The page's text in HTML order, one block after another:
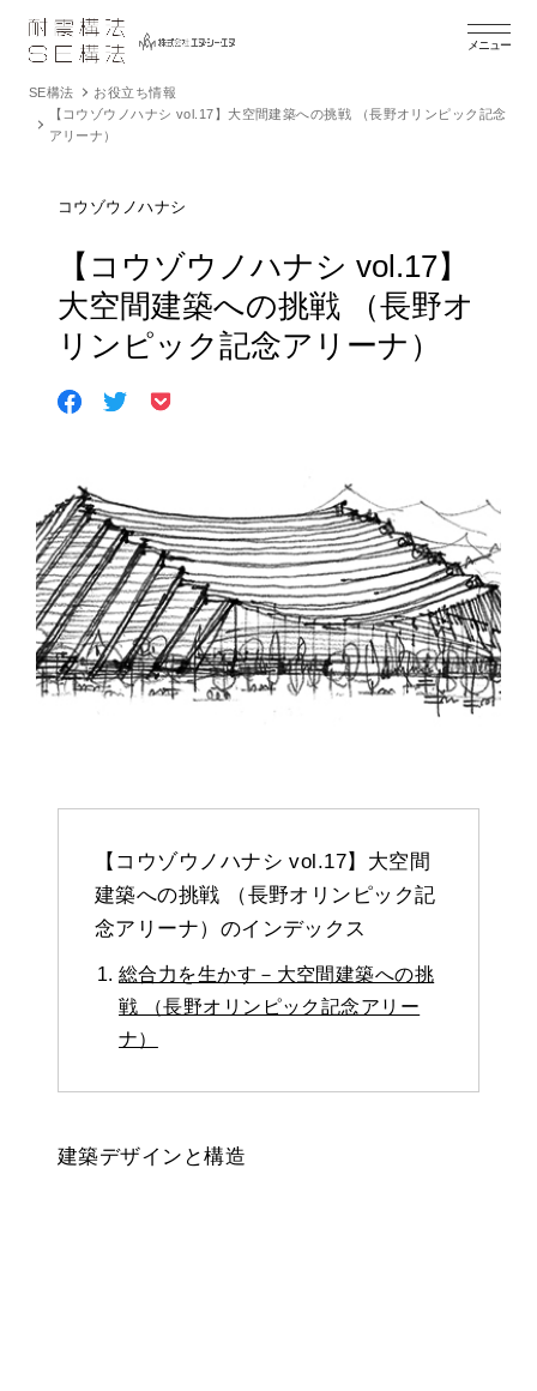
メニュー
SE構法
お役立ち情報
【コウゾウノハナシ vol.17】大空間建築への挑戦 （長野オリンピック記念
アリーナ）
コウゾウノハナシ
【コウゾウノハナシ vol.17】
大空間建築への挑戦 （長野オ
リンピック記念アリーナ）
【コウゾウノハナシ vol.17】大空間
建築への挑戦 （長野オリンピック記
念アリーナ）のインデックス
総合力を生かす－大空間建築への挑
戦 （長野オリンピック記念アリー
ナ）
建築デザインと構造